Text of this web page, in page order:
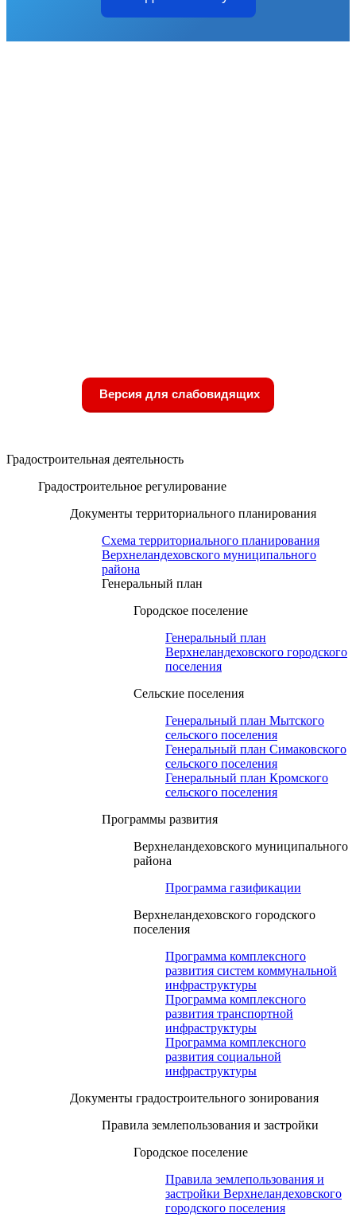
Версия для слабовидящих
Градостроительная деятельность
Градостроительное регулирование
Документы территориального планирования
Схема территориального планирования
Верхнеландеховского муниципального
района
Генеральный план
Городское поселение
Генеральный план
Верхнеландеховского городского
поселения
Сельские поселения
Генеральный план Мытского
сельского поселения
Генеральный план Симаковского
сельского поселения
Генеральный план Кромского
сельского поселения
Программы развития
Верхнеландеховского муниципального
района
Программа газификации
Верхнеландеховского городского
поселения
Программа комплексного
развития систем коммунальной
инфраструктуры
Программа комплексного
развития транспортной
инфраструктуры
Программа комплексного
развития социальной
инфраструктуры
Документы градостроительного зонирования
Правила землепользования и застройки
Городское поселение
Правила землепользования и
застройки Верхнеландеховского
городского поселения